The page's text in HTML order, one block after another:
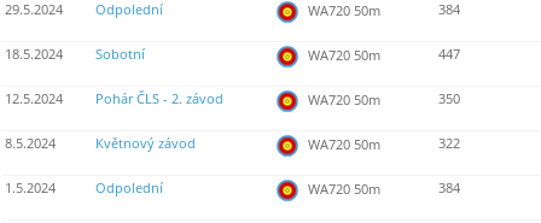
29.5.2024 Odpolední WA720 50m 384
18.5.2024 Sobotní WA720 50m 447
12.5.2024 Pohár ČLS - 2. závod WA720 50m 350
8.5.2024 Květnový závod WA720 50m 322
1.5.2024 Odpolední WA720 50m 384